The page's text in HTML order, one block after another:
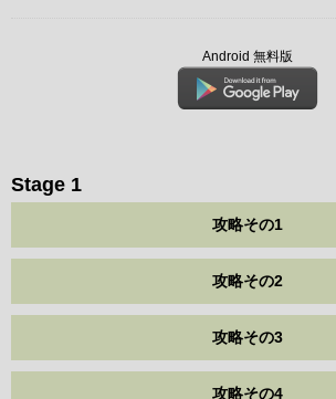
Android 無料版
Stage 1
攻略その1
攻略その2
攻略その3
攻略その4